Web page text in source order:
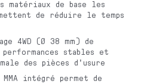
matériaux de base les
de réduire le temps
4WD (Ø 38 mm) de
stables et
des pièces d'usure
MMA intégré permet de